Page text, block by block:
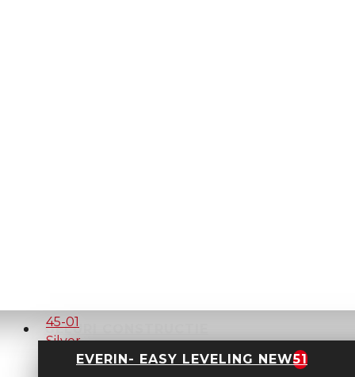
GELURI CONSTRUCTIE
EVERIN- EASY LEVELING NEW51
Sticker decor unghii